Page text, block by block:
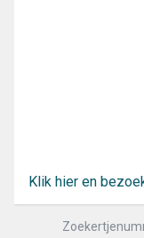
Klik hier en